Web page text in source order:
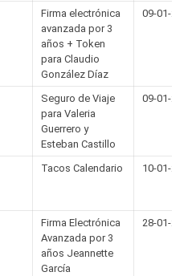
Firma electrónica
avanzada por 3
años + Token
para Claudio
González Díaz
09-01-
Seguro de Viaje
para Valeria
Guerrero y
Esteban Castillo
09-01-
Tacos Calendario 10-01-
Firma Electrónica
Avanzada por 3
años Jeannette
García
28-01-